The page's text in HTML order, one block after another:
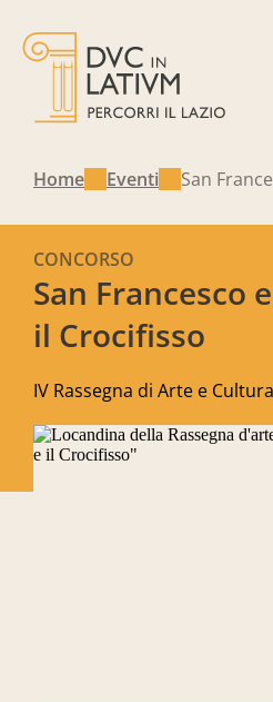
Home Eventi San
San Francesco e
il Crocifisso
CONCORSO
IV Rassegna di Arte e Cultura